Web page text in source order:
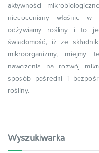
aktywności
niedoceniany właśnie
odżywiamy rośliny i to
świadomość, iż ze
mikroorganizmy, miejmy
nawożenia na rozwój
sposób pośredni i
rośliny.
Wyszukiwarka